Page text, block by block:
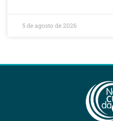
5 de agosto de 2026